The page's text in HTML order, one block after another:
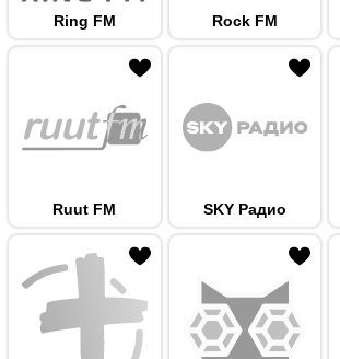
Ring FM Rock FM
Ruut FM SKY Радио